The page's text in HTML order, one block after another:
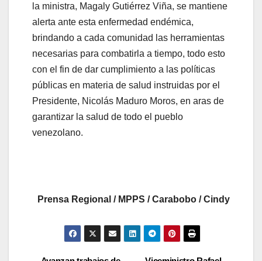
la ministra, Magaly Gutiérrez Viña, se mantiene
alerta ante esta enfermedad endémica,
brindando a cada comunidad las herramientas
necesarias para combatirla a tiempo, todo esto
con el fin de dar cumplimiento a las políticas
públicas en materia de salud instruidas por el
Presidente, Nicolás Maduro Moros, en aras de
garantizar la salud de todo el pueblo
venezolano.
Prensa Regional / MPPS / Carabobo / Cindy